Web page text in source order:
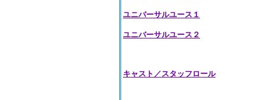
ユニバーサルユース１
ユニバーサルユース２
キャスト／スタッフロール